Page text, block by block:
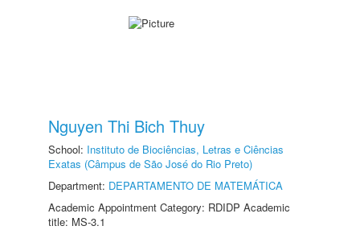
Nguyen Thi Bich Thuy
School: Instituto de Biociências, Letras e Ciências
Exatas (Câmpus de São José do Rio Preto)
Department: DEPARTAMENTO DE MATEMÁTICA
Academic Appointment Category: RDIDP Academic
title: MS-3.1